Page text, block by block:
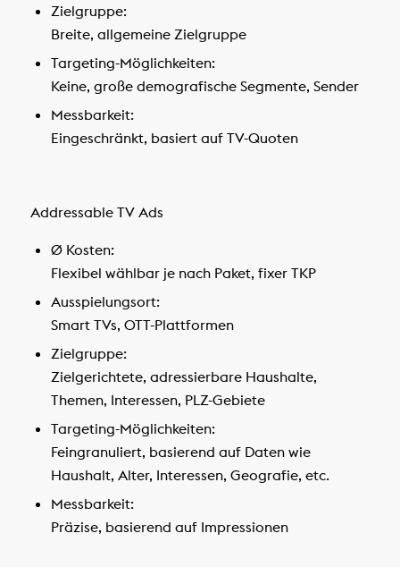
Zielgruppe:
Breite, allgemeine Zielgruppe
Targeting-Möglichkeiten:
Keine, große demografische Segmente, Sender
Messbarkeit:
Eingeschränkt, basiert auf TV-Quoten
Addressable TV Ads
Ø Kosten:
Flexibel wählbar je nach Paket, fixer TKP
Ausspielungsort:
Smart TVs, OTT-Plattformen
Zielgruppe:
Zielgerichtete, adressierbare Haushalte,
Themen, Interessen, PLZ-Gebiete
Targeting-Möglichkeiten:
Feingranuliert, basierend auf Daten wie
Haushalt, Alter, Interessen, Geografie, etc.
Messbarkeit:
Präzise, basierend auf Impressionen